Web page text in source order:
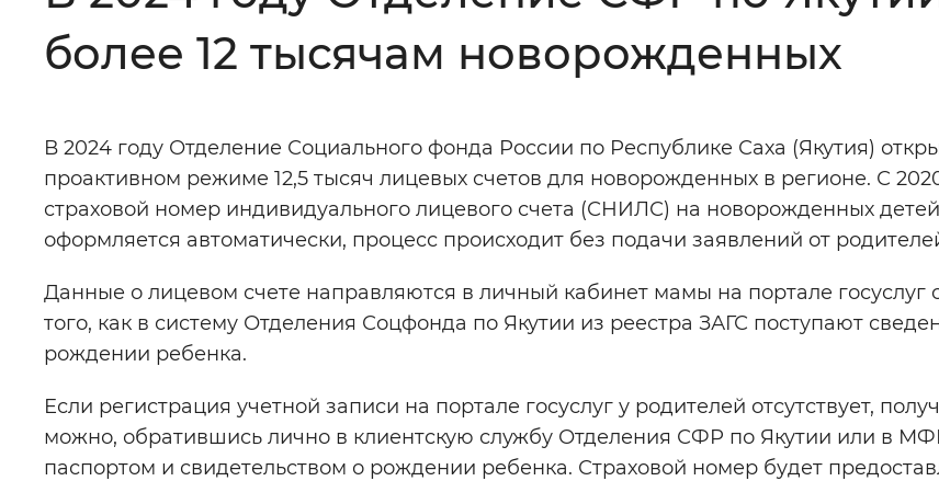
Цвет сайта: Монохромный Инверсивный монохромный
Изображения: Включены Выключены
Звуковой ассистент: Воспроизвести Остановить
Вернуть стандартные настройки
более 12 тысячам новорожденных
В 2024 году Отделение Социального фонда России по Республике Саха (Якутия)
проактивном режиме 12,5 тысяч лицевых счетов для новорожденных в регионе. С
страховой номер индивидуального лицевого счета (СНИЛС) на новорожденных детей
оформляется автоматически, процесс происходит без подачи заявлений от
Данные о лицевом счете направляются в личный кабинет мамы на портале госуслуг
того, как в систему Отделения Соцфонда по Якутии из реестра ЗАГС поступают
рождении ребенка.
Если регистрация учетной записи на портале госуслуг у родителей отсутствует,
можно, обратившись лично в клиентскую службу Отделения СФР по Якутии или в
паспортом и свидетельством о рождении ребенка. Страховой номер будет